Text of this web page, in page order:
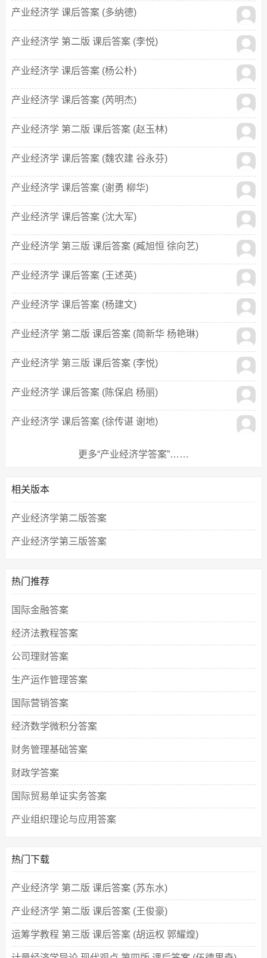
产业经济学 课后答案 (多纳德)
产业经济学 第二版 课后答案 (李悦)
产业经济学 课后答案 (杨公朴)
产业经济学 课后答案 (芮明杰)
产业经济学 第二版 课后答案 (赵玉林)
产业经济学 课后答案 (魏农建 谷永芬)
产业经济学 课后答案 (谢勇 柳华)
产业经济学 课后答案 (沈大军)
产业经济学 第三版 课后答案 (臧旭恒 徐向艺)
产业经济学 课后答案 (王述英)
产业经济学 课后答案 (杨建文)
产业经济学 第二版 课后答案 (简新华 杨艳琳)
产业经济学 第三版 课后答案 (李悦)
产业经济学 课后答案 (陈保启 杨丽)
产业经济学 课后答案 (徐传谌 谢地)
更多“产业经济学答案”……
相关版本
产业经济学第二版答案
产业经济学第三版答案
热门推荐
国际金融答案
经济法教程答案
公司理财答案
生产运作管理答案
国际营销答案
经济数学微积分答案
财务管理基础答案
财政学答案
国际贸易单证实务答案
产业组织理论与应用答案
热门下载
产业经济学 第二版 课后答案 (苏东水)
产业经济学 第二版 课后答案 (王俊豪)
运筹学教程 第三版 课后答案 (胡运权 郭耀煌)